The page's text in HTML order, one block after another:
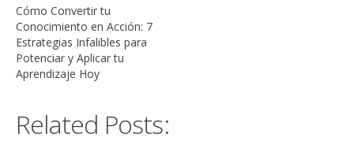
Cómo Convertir tu
Conocimiento en Acción: 7
Estrategias Infalibles para
Potenciar y Aplicar tu
Aprendizaje Hoy
Related Posts: